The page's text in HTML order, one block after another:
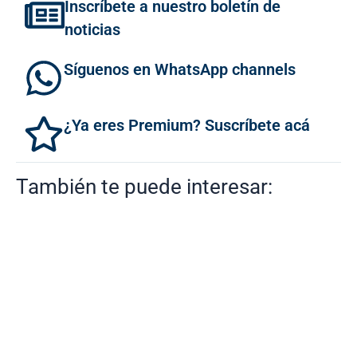
Inscríbete a nuestro boletín de
noticias
Síguenos en WhatsApp channels
¿Ya eres Premium? Suscríbete acá
También te puede interesar: